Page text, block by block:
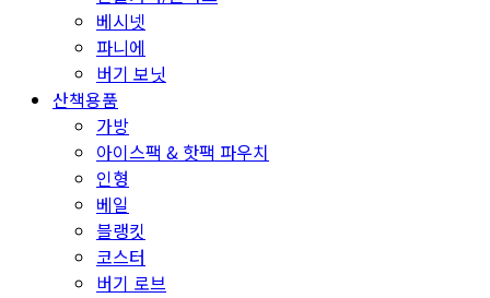
베시넷
파니에
버기 보닛
산책용품
가방
아이스팩 & 핫팩 파우치
인형
베일
블랭킷
코스터
버기 로브